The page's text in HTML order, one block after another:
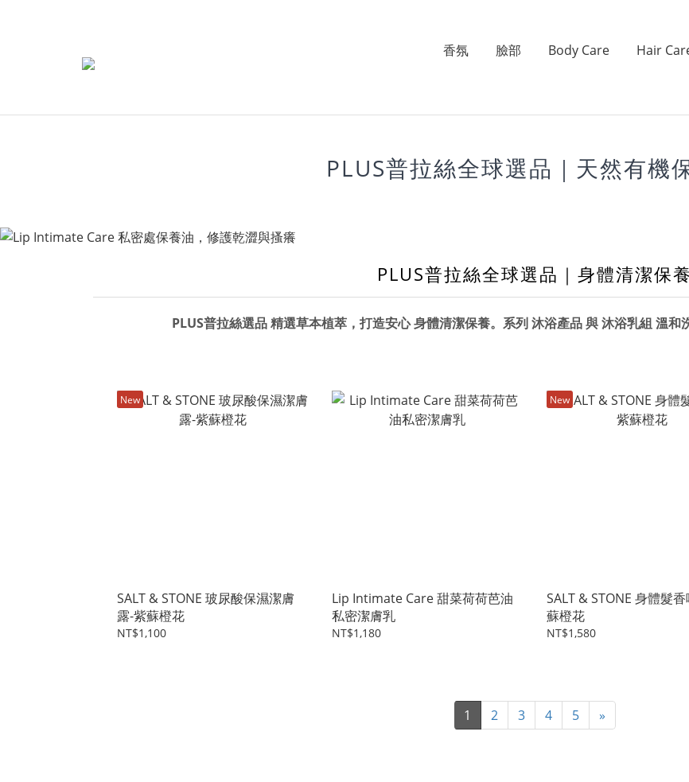
香氛 臉部 Body Care Hair
PLUS普拉絲全球選品｜天然有機
PLUS普拉絲全球選品｜ 身體清潔保養
PLUS普拉絲選品精選草本植萃，打造安心身體清潔保養。系列沐浴產品與沐浴乳組 溫和
New
SALT & STONE 玻尿酸保濕潔膚
露-紫蘇橙花
NT$1,100
Lip Intimate Care 甜菜荷荷芭油
私密潔膚乳
NT$1,180
New
SALT & STONE 身體髮
蘇橙花
NT$1,580
1 2 3 4 5 »